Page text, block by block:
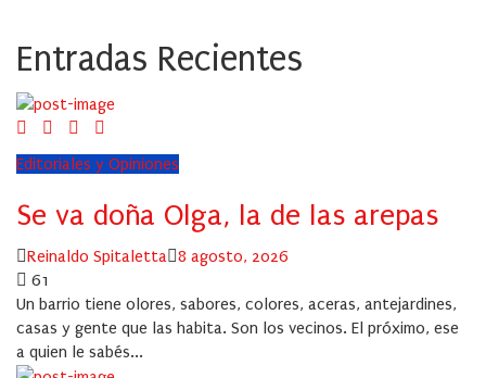
Entradas Recientes
Editoriales y Opiniones
Se va doña Olga, la de las arepas
Author
Reinaldo Spitaletta Posted
8 agosto, 2026
61
Un barrio tiene olores, sabores, colores, aceras, antejardines,
casas y gente que las habita. Son los vecinos. El próximo, ese
a quien le sabés...